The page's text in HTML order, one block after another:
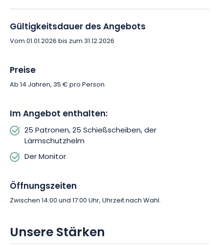
unvergessliches Erlebnis im Freien bietet. Umgeben von viel
Grün vereint dieser Ort Entspannung und Sport für einen
spielerischen Moment, den Sie mit Freunden, der Familie oder
sogar allein verbringen können. Zwischen persönlichen
Aktivität in einer freundlichen und dynamischen Atmosphäre
statt.
Erfahrung des Tontaubenschießens in Vittel. Buchen Sie jetzt
Geschicklichkeit, Herausforderung und Spaß miteinander
verbindet. Eine einmalige Gelegenheit, Sport und Natur bei
Ihrem Besuch im Grand Est zu verbinden!
Gültigkeitsdauer des Angebots
Vom 01.01.2026 bis zum 31.12.2026
Preise
Ab 14 Jahren, 35 € pro Person.
Im Angebot enthalten:
25 Patronen, 25 Schießscheiben, der
Lärmschutzhelm
Der Monitor
Öffnungszeiten
Zwischen 14:00 und 17:00 Uhr, Uhrzeit nach Wahl.
Unsere Stärken